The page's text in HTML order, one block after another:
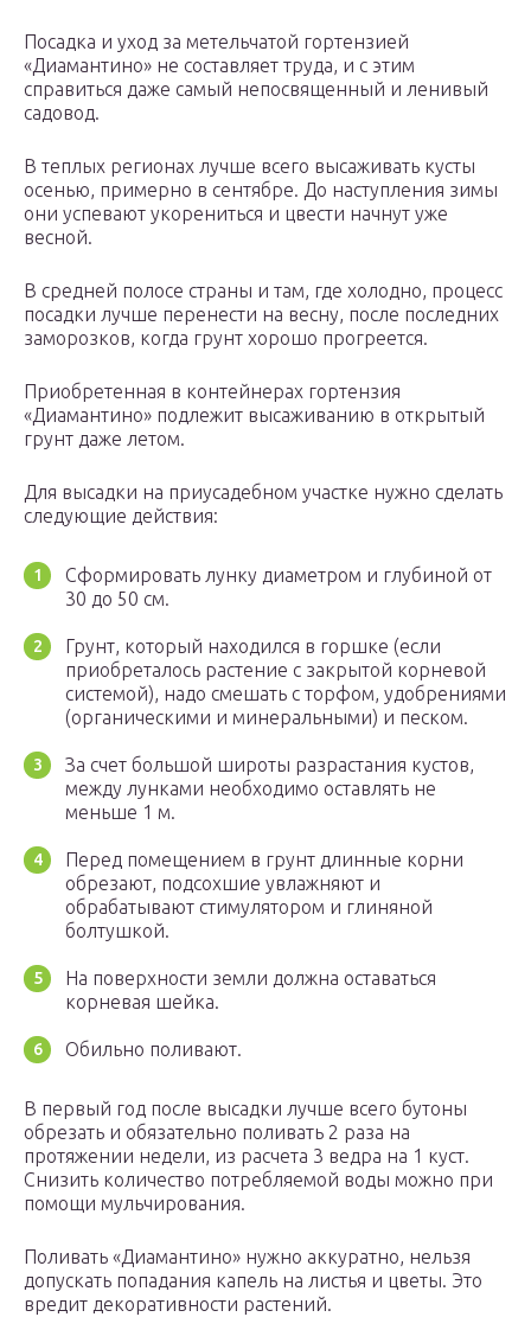
Посадка и уход за метельчатой гортензией
«Диамантино» не составляет труда, и с этим
справиться даже самый непосвященный и ленивый
садовод.
В теплых регионах лучше всего высаживать кусты
осенью, примерно в сентябре. До наступления зимы
они успевают укорениться и цвести начнут уже
весной.
В средней полосе страны и там, где холодно, процесс
посадки лучше перенести на весну, после последних
заморозков, когда грунт хорошо прогреется.
Приобретенная в контейнерах гортензия
«Диамантино» подлежит высаживанию в открытый
грунт даже летом.
Для высадки на приусадебном участке нужно сделать
следующие действия:
Сформировать лунку диаметром и глубиной от
30 до 50 см.
Грунт, который находился в горшке (если
приобреталось растение с закрытой корневой
системой), надо смешать с торфом, удобрениями
(органическими и минеральными) и песком.
За счет большой широты разрастания кустов,
между лунками необходимо оставлять не
меньше 1 м.
Перед помещением в грунт длинные корни
обрезают, подсохшие увлажняют и
обрабатывают стимулятором и глиняной
болтушкой.
На поверхности земли должна оставаться
корневая шейка.
Обильно поливают.
В первый год после высадки лучше всего бутоны
обрезать и обязательно поливать 2 раза на
протяжении недели, из расчета 3 ведра на 1 куст.
Снизить количество потребляемой воды можно при
помощи мульчирования.
Поливать «Диамантино» нужно аккуратно, нельзя
допускать попадания капель на листья и цветы. Это
вредит декоративности растений.